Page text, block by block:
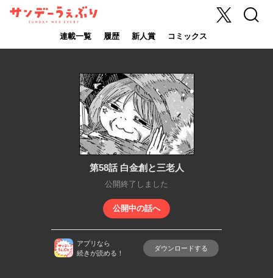
サンデーうぇ
連載一覧 履歴 新人賞 コミックス
X 検索
第58話 白金創と三老人
公開終了しました
公開中の話へ
アプリなら
続きが読める！
ダウンロードする